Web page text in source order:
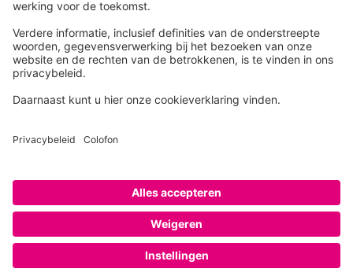
Contact
Privacy instellingen
Copyright © 2026 PCI Augsburg GmbH